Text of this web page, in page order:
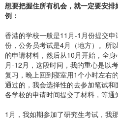
想要把握住所有机会，就一定要安
例：
香港的学校一般是11月-1月份提交
份，公务员考试是4月（地方）。所
的申请材料，然后从10月开始，全
月-12月，这段时间，我的重心是以
复习，晚上回到寝室用1个小时左右
通过的，我会选择性的去参加笔试
各学校的申请时间提交了材料，等通
1月，我如期参加了研究生考试，我